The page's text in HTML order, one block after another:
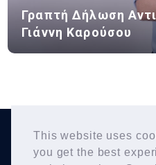
This website uses
you get the best
Γραπτή Δήλωση
Γιάννη Καρούσου
Copyright © 2026Yiannis
Reserved.